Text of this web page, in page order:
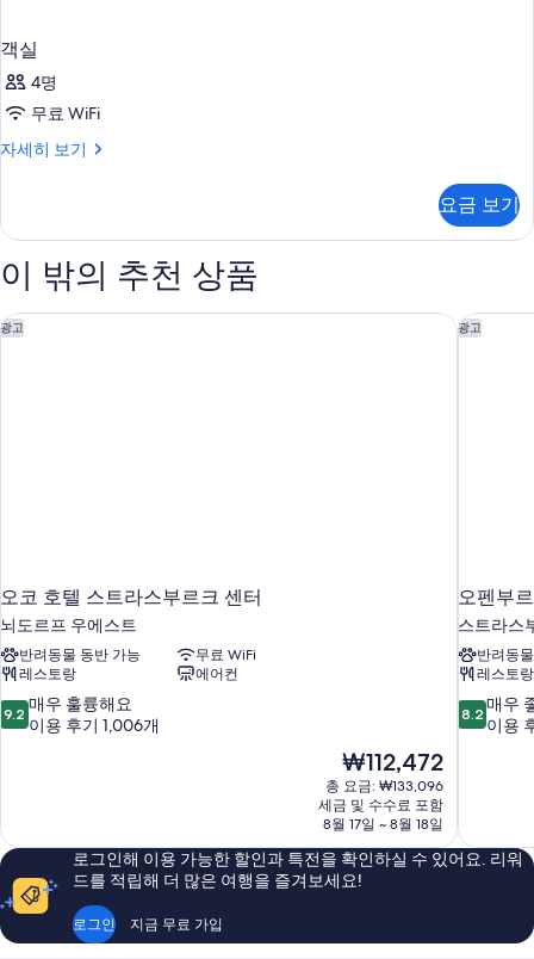
객실
4명
무료 WiFi
자세히 보기
객
히
기
요금 보기
이 밖의 추천 상품
광고
오코 호텔 스트라스부르크 센터
뇌도르프 우에스트
반려동물 동반 가능
무료 WiFi
레스토랑
에어컨
10
점
점,
매
훌
륭
해
9.2 매우 훌륭해요
이용 후기 1,006개
현
재
요
금
₩112,472
₩112,472
총 요금: ₩133,096
세금 및 수수료 포함
8월 17일 ~ 8월 18일
오코 호텔 스트라스부르크 센터 광고
오펜부
스트라스
반려동
레스토랑
10
점
점,
매
우
요,
8.2 매우
이용
오펜부
로그인해 이용 가능한 할인과 특전을 확인하실 수 있어요. 리워
드를 적립해 더 많은 여행을 즐겨보세요!
로그인 지금 무료 가입